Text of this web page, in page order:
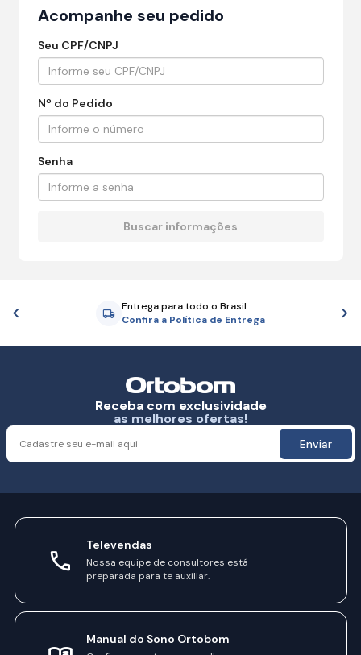
Acompanhe seu pedido
Seu CPF/CNPJ
Nº do Pedido
Senha
Entrega para todo o Brasil
Confira a Política de Entrega
Anterior
Receba com exclusividade
as melhores ofertas!
Enviar
Televendas
Nossa equipe de consultores está
preparada para te auxiliar.
Manual do Sono Ortobom